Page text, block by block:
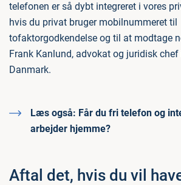
telefonen er så dybt integreret i vores
hvis du privat bruger mobilnummeret til
tofaktorgodkendelse og til at modtage
Frank Kanlund, advokat og juridisk
Danmark.
Læs også: Får du fri telefon og
arbejder hjemme?
Aftal det, hvis du vil